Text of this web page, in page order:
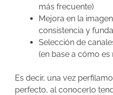
más frecuente)
Mejora en la
consistencia y
Selección de
(en base a cómo
Es decir, una vez
perfecto, al conocerlo